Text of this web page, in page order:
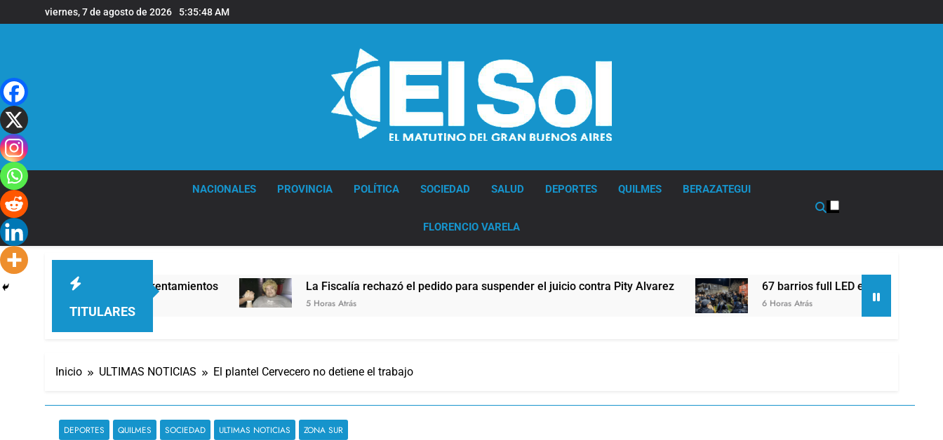
al
viernes, 7 de agosto de 2026 5:35:49 AM
NACIONALES PROVINCIA POLÍTICA SOCIEDAD SALUD DEPORTES QUILMES BERAZATEGUI
FLORENCIO VARELA
TITULARES
hubo detenidos y enfrentamientos La Fiscalía rechazó el pedido para suspender el juicio contra Pity Alvarez
5 Horas Atrás
67 barrios full LED en Florencio Varela
6 Horas Atrás
Inicio ULTIMAS NOTICIAS El plantel Cervecero no detiene el trabajo
DEPORTES QUILMES SOCIEDAD ULTIMAS NOTICIAS ZONA SUR